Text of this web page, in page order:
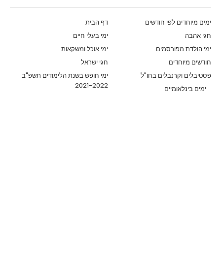
דף הבית
ימים מיוחדים לפי חודשים
ימי בעלי חיים
חגי אהבה
ימי אוכל ומשקאות
ימי הולדת מפורסמים
חגי ישראל
חודשים מיוחדים
ימי חופש בשנת הלימודים תשפ"ב
2021-2022
פסטיבלים וקרנבלים בחו"ל
ימים בינלאומיים